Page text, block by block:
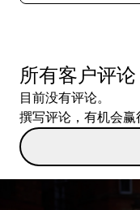
所有客户评论
目前没有评论。
撰写评论，有机会赢